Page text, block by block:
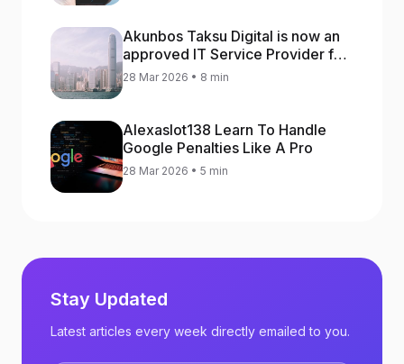
Akunbos Taksu Digital is now an
approved IT Service Provider for
the Hong Kong Distance Business
28 Mar 2026 • 8 min
Alexaslot138 Learn To Handle
Google Penalties Like A Pro
28 Mar 2026 • 5 min
Stay Updated
Latest articles every week directly emailed to you.